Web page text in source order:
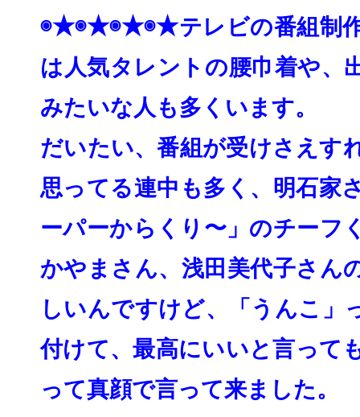
◉★◉★◉★◉★テレビの番組制
は人気タレントの腰巾着や、
みたいな人も多くいます。
だいたい、番組が受けさえす
思ってる連中も多く、 明石家
ーパーからくり〜」のチーフ
かやまさん、 浅田美代子さん
しいんですけど、「うんこ」
付けて、最高にいいと言って
って真顔で言って来ました。